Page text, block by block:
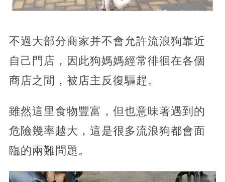
不過大部分商家并不會允許流浪狗靠近
自己門店，因此狗媽媽經常徘徊在各個
商店之間，被店主反復驅趕。
雖然這里食物豐富，但也意味著遇到的
危險幾率越大，這是很多流浪狗都會面
臨的兩難問題。